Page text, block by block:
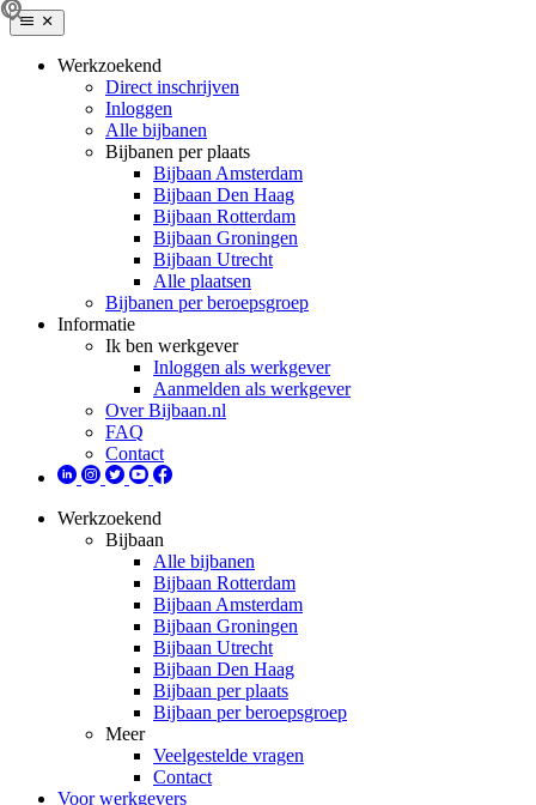
Werkzoekend
Direct inschrijven
Inloggen
Alle bijbanen
Bijbanen per plaats
Bijbaan Amsterdam
Bijbaan Den Haag
Bijbaan Rotterdam
Bijbaan Groningen
Bijbaan Utrecht
Alle plaatsen
Bijbanen per beroepsgroep
Informatie
Ik ben werkgever
Inloggen als werkgever
Aanmelden als werkgever
Over Bijbaan.nl
FAQ
Contact
Werkzoekend
Bijbaan
Alle bijbanen
Bijbaan Rotterdam
Bijbaan Amsterdam
Bijbaan Groningen
Bijbaan Utrecht
Bijbaan Den Haag
Bijbaan per plaats
Bijbaan per beroepsgroep
Meer
Veelgestelde vragen
Contact
Voor werkgevers